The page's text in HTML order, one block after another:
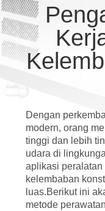
HUBUNGI
KAMI
SITEMAP
PRIVACY
POLICY
Dengan
modern, orang
tinggi dan lebih
udara di
aplikasi
kelembaban
luas.Berikut ini
metode